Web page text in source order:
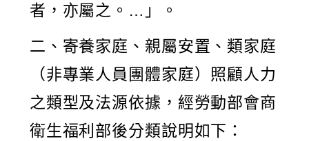
者，亦屬之。…」。
二、寄養家庭、親屬安置、類家庭
（非專業人員團體家庭）照顧人力
之類型及法源依據，經勞動部會商
衛生福利部後分類說明如下：